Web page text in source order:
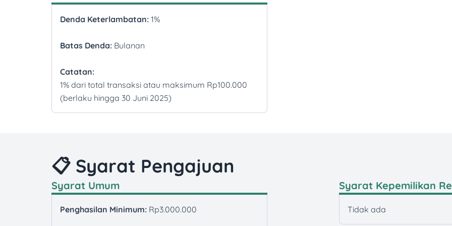
Denda Keterlambatan: 1%
Batas Denda: Bulanan
Catatan:
1% dari total transaksi atau maksimum Rp100.000
(berlaku hingga 30 Juni 2025)
📋 Syarat Pengajuan
Syarat Umum
Penghasilan Minimum: Rp3.000.000
Syarat Kepemilikan
Tidak ada